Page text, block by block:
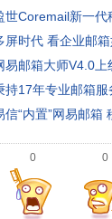
世Coremail新一代
屏时代 看企业邮
易邮箱大师V4.0
持17年专业邮箱
信“内置”网易邮箱
0 0